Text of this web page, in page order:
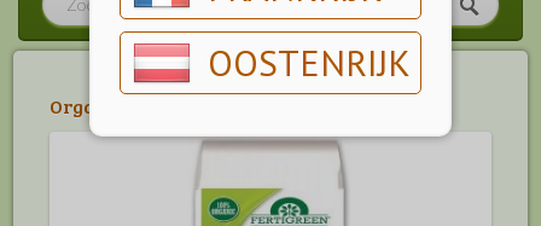
OOSTENRIJK
Organische mestsstoffen